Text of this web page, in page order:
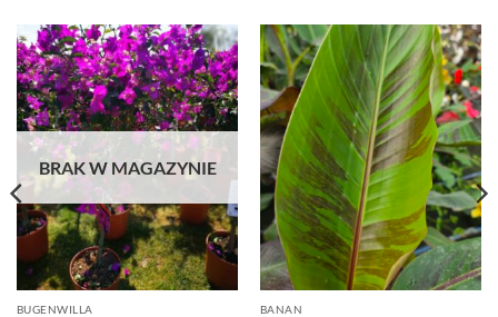
BRAK W MAGAZYNIE
BUGENWILLA BANAN